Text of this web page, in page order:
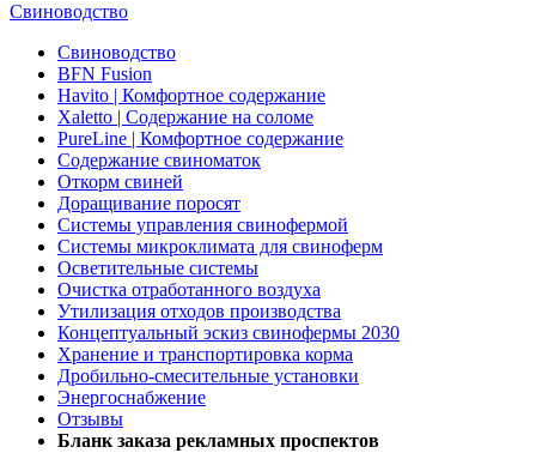
Свиноводство
Свиноводство
BFN Fusion
Havito | Комфортное содержание
Xaletto | Содержание на соломе
PureLine | Комфортное содержание
Содержание свиноматок
Откорм свиней
Доращивание поросят
Системы управления свинофермой
Системы микроклимата для свиноферм
Осветительные системы
Очистка отработанного воздуха
Утилизация отходов производства
Концептуальный эскиз свинофермы 2030
Хранение и транспортировка корма
Дробильно-смесительные установки
Энергоснабжение
Отзывы
Бланк заказа рекламных проспектов